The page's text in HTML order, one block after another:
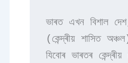
ভাৰত এখন বিশাল
(কেন্দ্ৰীয় শাসিত
যিবোৰ ভাৰতৰ